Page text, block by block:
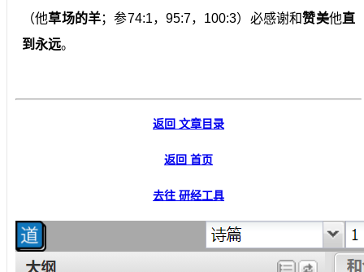
（他草场的羊；参74:1，95:7，100:3）必感谢和赞美他直
到永远。
返回 文章目录
返回 首页
去往 研经工具